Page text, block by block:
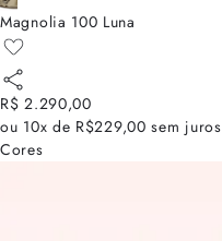
Magnolia 100 Luna
R$ 2.290,00
ou 10x de R$229,00 sem juros
Cores